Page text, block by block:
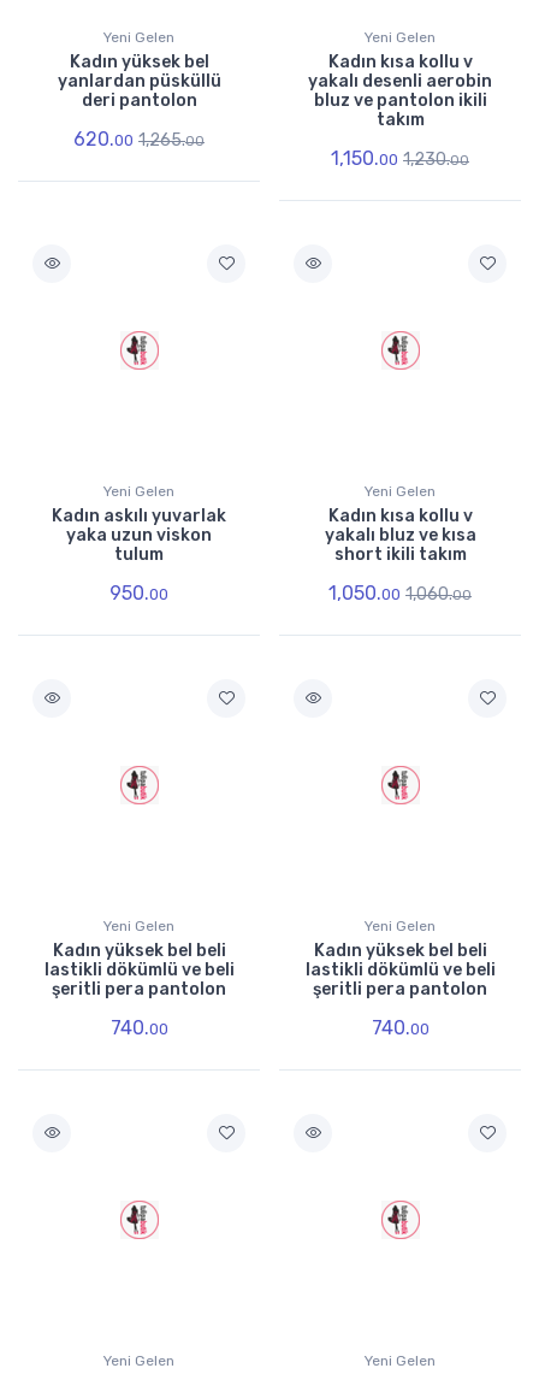
Yeni Gelen
Kadın yüksek bel
yanlardan püsküllü
deri pantolon
620.00 1,265.00
Yeni Gelen
Kadın kısa kollu v
yakalı desenli aerobin
bluz ve pantolon ikili
takım
1,150.00 1,230.00
Yeni Gelen
Kadın askılı yuvarlak
yaka uzun viskon
tulum
950.00
Yeni Gelen
Kadın kısa kollu v
yakalı bluz ve kısa
short ikili takım
1,050.00 1,060.00
Yeni Gelen
Kadın yüksek bel beli
lastikli dökümlü ve beli
şeritli pera pantolon
740.00
Yeni Gelen
Kadın yüksek bel beli
lastikli dökümlü ve beli
şeritli pera pantolon
740.00
Yeni Gelen Yeni Gelen